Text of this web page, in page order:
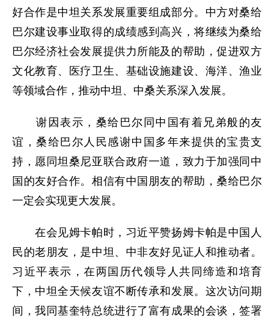
好合作是中坦关系发展重要组成部分。中方对桑给
巴尔建设事业取得的成绩感到高兴，将继续为桑给
巴尔经济社会发展提供力所能及的帮助，促进双方
文化教育、医疗卫生、基础设施建设、海洋、渔业
等领域合作，推动中坦、中桑关系深入发展。
谢因表示，桑给巴尔同中国有着兄弟般的友
谊，桑给巴尔人民感谢中国多年来提供的宝贵支
持，愿同坦桑尼亚联合政府一道，致力于加强同中
国的友好合作。相信有中国朋友的帮助，桑给巴尔
一定会实现更大发展。
在会见姆卡帕时，习近平赞扬姆卡帕是中国人
民的老朋友，是中坦、中非友好见证人和推动者。
习近平表示，在两国历代领导人共同缔造和培育
下，中坦全天候友谊不断传承和发展。这次访问期
间，我同基奎特总统进行了富有成果的会谈，签署